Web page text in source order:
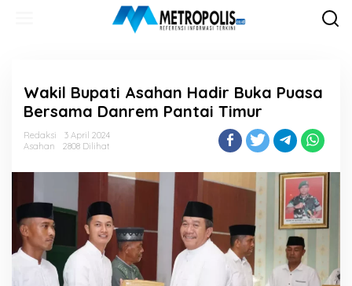
Wakil Bupati Asahan Hadir Buka Puasa
Bersama Danrem Pantai Timur
Redaksi
3 April 2024
Asahan
2808 Dilihat